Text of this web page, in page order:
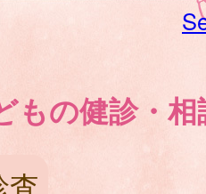
もの健診・相
査